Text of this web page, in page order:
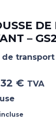
–
de transport
€ TVA